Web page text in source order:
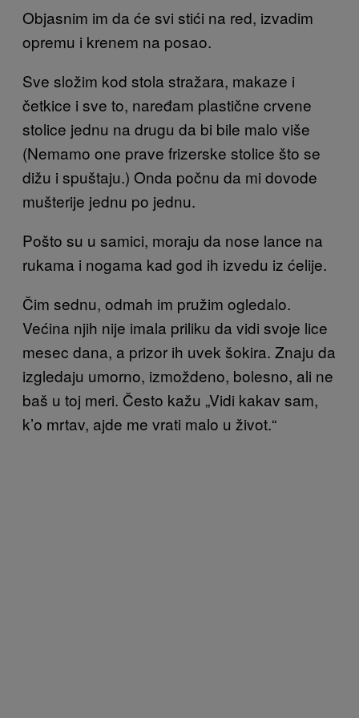
Objasnim im da će svi stići na red, izvadim
opremu i krenem na posao.
Sve složim kod stola stražara, makaze i
četkice i sve to, naređam plastične crvene
stolice jednu na drugu da bi bile malo više
(Nemamo one prave frizerske stolice što se
dižu i spuštaju.) Onda počnu da mi dovode
mušterije jednu po jednu.
Pošto su u samici, moraju da nose lance na
rukama i nogama kad god ih izvedu iz ćelije.
Čim sednu, odmah im pružim ogledalo.
Većina njih nije imala priliku da vidi svoje lice
mesec dana, a prizor ih uvek šokira. Znaju da
izgledaju umorno, izmoždeno, bolesno, ali ne
baš u toj meri. Često kažu „Vidi kakav sam,
k’o mrtav, ajde me vrati malo u život.“